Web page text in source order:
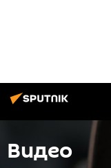
Видео